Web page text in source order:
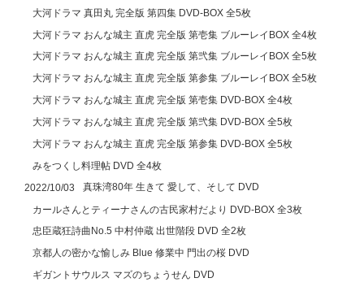
大河ドラマ 真田丸 完全版 第四集 DVD-BOX 全5枚
大河ドラマ おんな城主 直虎 完全版 第壱集 ブルーレイBOX 全4枚
大河ドラマ おんな城主 直虎 完全版 第弐集 ブルーレイBOX 全5枚
大河ドラマ おんな城主 直虎 完全版 第参集 ブルーレイBOX 全5枚
大河ドラマ おんな城主 直虎 完全版 第壱集 DVD-BOX 全4枚
大河ドラマ おんな城主 直虎 完全版 第弐集 DVD-BOX 全5枚
大河ドラマ おんな城主 直虎 完全版 第参集 DVD-BOX 全5枚
みをつくし料理帖 DVD 全4枚
2022/10/03
真珠湾80年 生きて 愛して、そして DVD
カールさんとティーナさんの古民家村だより DVD-BOX 全3枚
忠臣蔵狂詩曲No.5 中村仲蔵 出世階段 DVD 全2枚
京都人の密かな愉しみ Blue 修業中 門出の桜 DVD
ギガントサウルス マズのちょうせん DVD